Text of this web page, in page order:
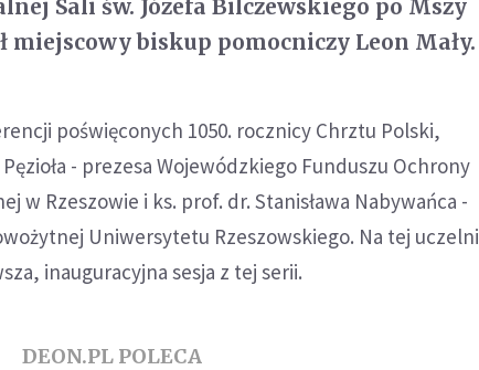
Sali św. Józefa Bilczewskiego po Mszy
miejscowy biskup pomocniczy Leon Mały.
poświęconych 1050. rocznicy Chrztu Polski,
- prezesa Wojewódzkiego Funduszu Ochrony
w Rzeszowie i ks. prof. dr. Stanisława Nabywańca -
Uniwersytetu Rzeszowskiego. Na tej uczelni
inauguracyjna sesja z tej serii.
DEON.PL POLECA